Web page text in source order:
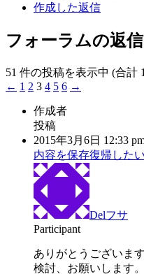
作成した返信
フォーラムの返
51 件の投稿を表示中 (合計
← 1 2 3 4 5 6 →
作成者
投稿
2015年3月6日 12:33
内容を保存復帰したい
Delフサ
Participant
ありがとうございます
検討、お願いします。